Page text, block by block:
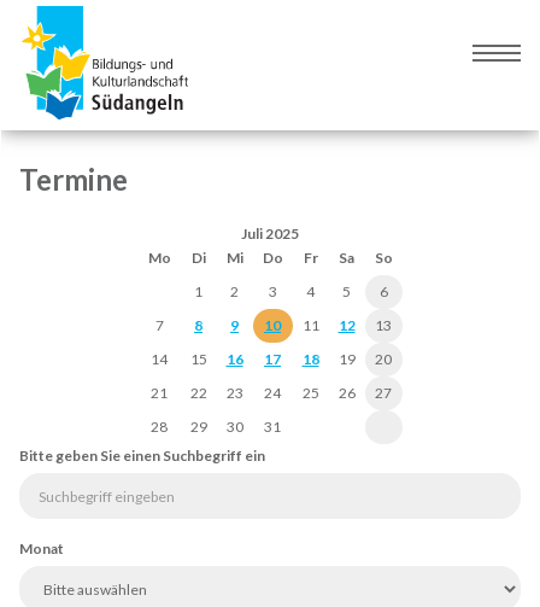
Navigation
springen
Inhalt
springen
Termine
Juli 2025
Mo
Di Mi Do Fr Sa
So
1
2 3 4 5
6
7
8 9 10 11 12
13
14
15 16 17 18 19
20
21
22 23 24 25 26
27
28
29 30
31
Bitte geben Sie einen Suchbegriff ein
Monat